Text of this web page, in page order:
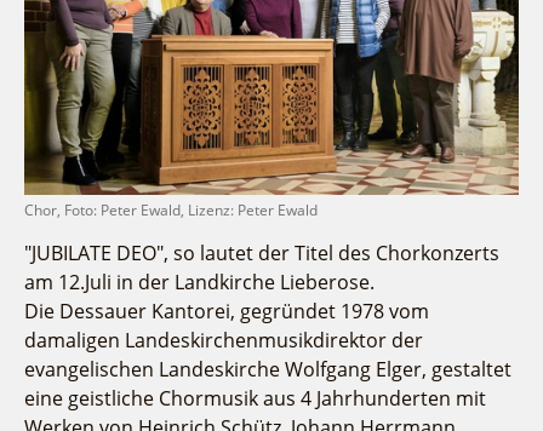
Einkaufen
Gruppen
Fremdenverkehrsvereine
Ludwig Leichhardt
Kahnfahrten
Fahrgastschiff
Campingplatz Jessern
Wirtschaftsförderung
Regionalentwicklung
SPOT
Bürgerbus
Naturwelt Lieberoser Heide
Staatlich anerkannter Erholungsort Goyatz
Mein Brandenburg – Infostelen
Unternehmensbetreuung
ILB
WFG
Service
Über uns
Team
Aktuelles
Infomaterial
Warenkorb
Chor, Foto: Peter Ewald, Lizenz: Peter Ewald
"JUBILATE DEO", so lautet der Titel des Chorkonzerts
am 12.Juli in der Landkirche Lieberose.
Die Dessauer Kantorei, gegründet 1978 vom
damaligen Landeskirchenmusikdirektor der
evangelischen Landeskirche Wolfgang Elger, gestaltet
eine geistliche Chormusik aus 4 Jahrhunderten mit